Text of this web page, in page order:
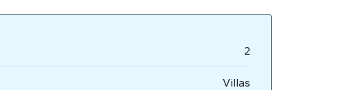
2
Villas